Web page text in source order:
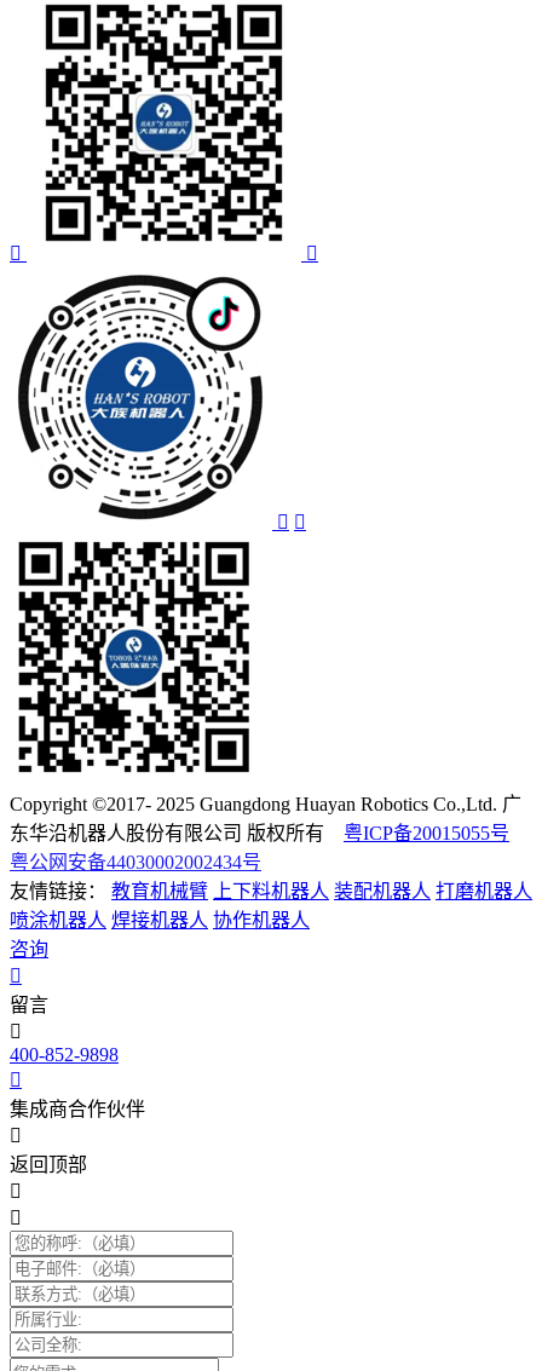
Copyright ©2017- 2025 Guangdong Huayan Robotics Co.,Ltd. 广
东华沿机器人股份有限公司 版权所有 粤ICP备20015055号
粤公网安备44030002002434号
友情链接：
教育机械臂 上下料机器人 装配机器人 打磨机器人
喷涂机器人 焊接机器人 协作机器人
咨询
留言
400-852-9898
集成商合作伙伴
返回顶部